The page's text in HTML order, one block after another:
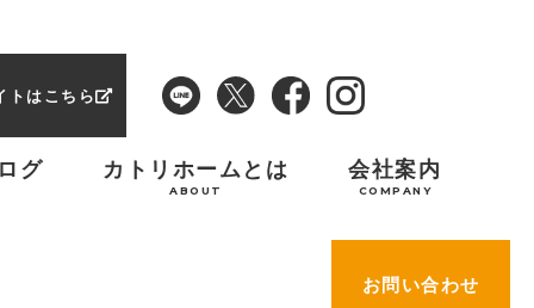
トはこちら
グ カトリホームとは
ABOUT
会社案内
COMPANY
お問い合わせ